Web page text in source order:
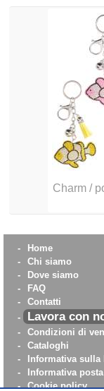
Charm /
-
Home
-
Chi siamo
-
Dove siamo
-
FAQ
-
Contatti
-
Lavora con
-
Condizioni di
-
Cataloghi
-
Informativa sulla
-
Informativa
- Cookie policy